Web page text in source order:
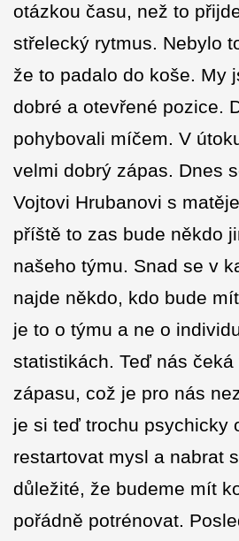
otázkou času, než to
střelecký rytmus. Nebylo
že to padalo do koše. My
dobré a otevřené pozice.
pohybovali míčem. V
velmi dobrý zápas. Dnes
Vojtovi Hrubanovi s
příště to zas bude někdo
našeho týmu. Snad se v
najde někdo, kdo bude
je to o týmu a ne o
statistikách. Teď nás čeká
zápasu, což je pro nás
je si teď trochu psychicky
restartovat mysl a nabrat
důležité, že budeme mít
pořádně potrénovat.